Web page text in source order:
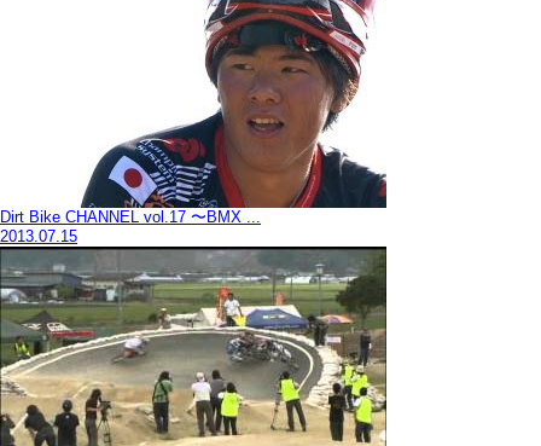
Dirt Bike CHANNEL vol.17 〜BMX ...
2013.07.15